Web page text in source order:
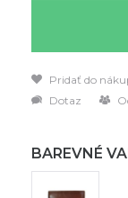
Pridať do
Dotaz
BAREVNÉ